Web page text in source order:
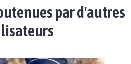
par d'autres